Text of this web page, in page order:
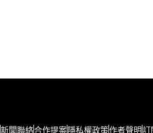
新聞聯絡合作提案隱私權政策作者聲明訂